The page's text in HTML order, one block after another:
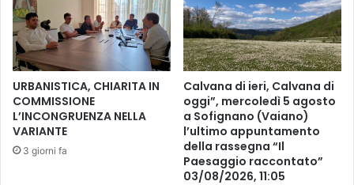
i
m
a
s
e
d
u
t
v
0
2
3
:
r
o
r
URBANISTICA, CHIARITA IN
COMMISSIONE
L’INCONGRUENZA NELLA
VARIANTE
3 giorni fa
Calvana di ieri, Calvana di
oggi”, mercoledì 5 agosto
a Sofignano (Vaiano)
l’ultimo appuntamento
della rassegna “Il
Paesaggio raccontato”
03/08/2026, 11:05